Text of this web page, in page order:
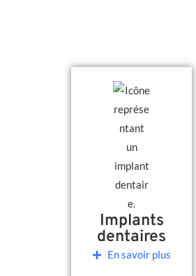
Implants
dentaires
En savoir plus